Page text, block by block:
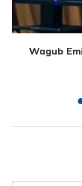
Wagub